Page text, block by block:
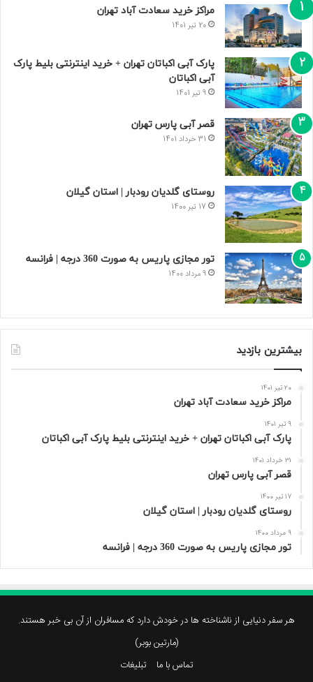
مراکز خرید سعادت‌ آباد تهران
20 تیر 1401
پارک آبی اکباتان تهران + خرید اینترنتی بلیط پارک
آبی اکباتان
9 تیر 1401
قصر آبی پارس تهران
31 خرداد 1401
روستای گلدیان رودبار | استان گیلان
17 تیر 1400
تور مجازی پاریس به صورت 360 درجه | فرانسه
9 مرداد 1400
بیشترین بازدید
20 تیر 1401
مراکز خرید سعادت‌ آباد تهران
9 تیر 1401
پارک آبی اکباتان تهران + خرید اینترنتی بلیط پارک آبی اکباتان
31 خرداد 1401
قصر آبی پارس تهران
17 تیر 1400
روستای گلدیان رودبار | استان گیلان
9 مرداد 1400
تور مجازی پاریس به صورت 360 درجه | فرانسه
هر سفر دنیایی از ناشناخته ها در خودش دارد که مسافران از آن بی خبر هستند.
(مارتین بوبر)
تماس با ما
تبلیغات